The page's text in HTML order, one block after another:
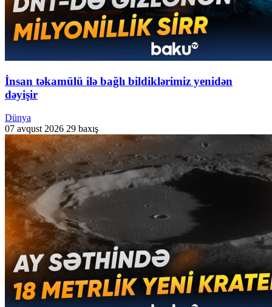
İnsan təkamülü ilə bağlı bildiklərimiz yenidən
dəyişir
Dünya
07 avqust 2026 29 baxış